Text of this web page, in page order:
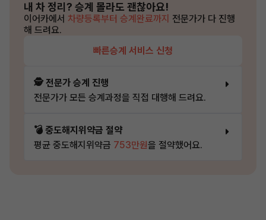
내 차 정리? 승계 몰라도 괜찮아요!
이어카에서 차량등록부터 승계완료까지 전문가가 다 진행
해 드려요.
빠른승계 서비스 신청
🕵️ 전문가 승계 진행
전문가가 모든 승계과정을 직접 대행해 드려요.
💣 중도해지위약금 절약
평균 중도해지위약금 753만원을 절약했어요.